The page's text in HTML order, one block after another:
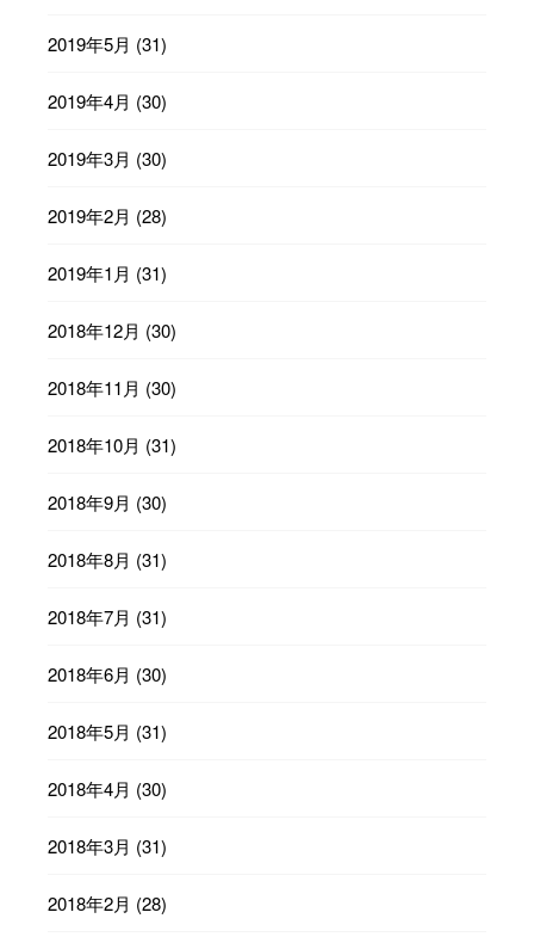
2019年5月 (31)
2019年4月 (30)
2019年3月 (30)
2019年2月 (28)
2019年1月 (31)
2018年12月 (30)
2018年11月 (30)
2018年10月 (31)
2018年9月 (30)
2018年8月 (31)
2018年7月 (31)
2018年6月 (30)
2018年5月 (31)
2018年4月 (30)
2018年3月 (31)
2018年2月 (28)